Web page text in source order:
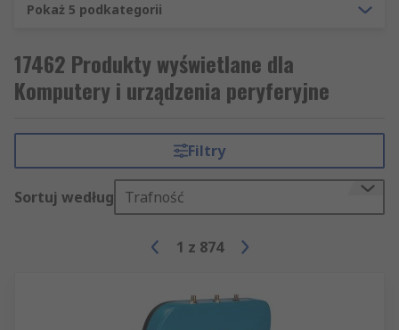
Pokaż 5 podkategorii
17462 Produkty wyświetlane dla
Komputery i urządzenia peryferyjne
Filtry
Sortuj według Trafność
1 z 874